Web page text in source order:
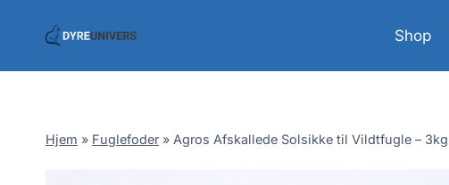
Shop
Hjem » Fuglefoder » Agros Afskallede Solsikke til Vildtfugle – 3kg